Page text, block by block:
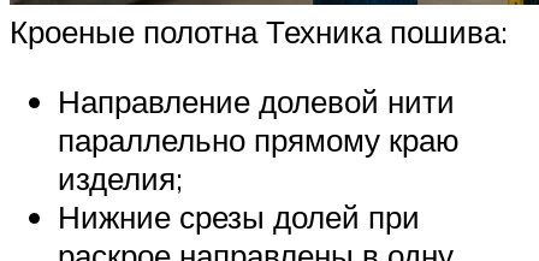
Кроеные полотна Техника пошива:
Направление долевой нити
параллельно прямому краю
изделия;
Нижние срезы долей при